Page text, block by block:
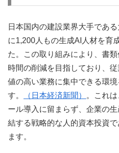
日本国内の建設業界大手であ
に1,200人もの生成AI人材を育
た。この取り組みにより、書
時間の削減を目指しており、
値の高い業務に集中できる環
す。
（日本経済新聞）
。これ
ール導入に留まらず、企業の
結する戦略的な人的資本投資
ます。